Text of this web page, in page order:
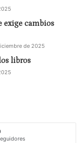
exige cambios
de 2025
libros